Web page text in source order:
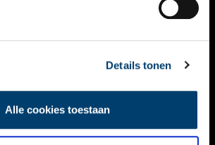
Details tonen
Alle cookies toestaan